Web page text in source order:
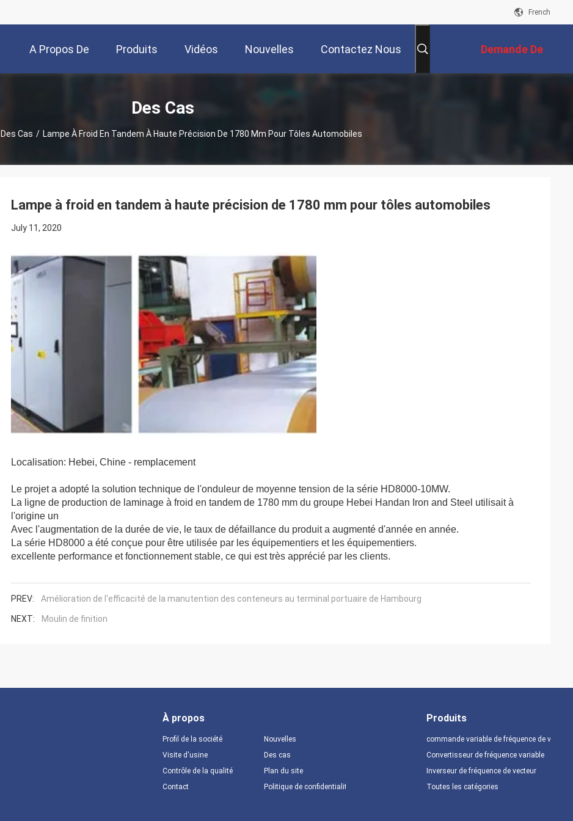
French
A Propos De Produits Vidéos Nouvelles Contactez Nous Demande De
Soumission
Des Cas
Des Cas / Lampe À Froid En Tandem À Haute Précision De 1780 Mm Pour Tôles Automobiles
Lampe à froid en tandem à haute précision de 1780 mm pour tôles automobiles
July 11, 2020
Localisation: Hebei, Chine - remplacement
Le projet a adopté la solution technique de l'onduleur de moyenne tension de la série HD8000-10MW.
La ligne de production de laminage à froid en tandem de 1780 mm du groupe Hebei Handan Iron and Steel utilisait à
l'origine un
Avec l'augmentation de la durée de vie, le taux de défaillance du produit a augmenté d'année en année.
La série HD8000 a été conçue pour être utilisée par les équipementiers et les équipementiers.
excellente performance et fonctionnement stable, ce qui est très apprécié par les clients.
PREV: Amélioration de l'efficacité de la manutention des conteneurs au terminal portuaire de Hambourg
NEXT: Moulin de finition
À propos
Profil de la société
Visite d'usine
Contrôle de la qualité
Contact
Nouvelles
Des cas
Plan du site
Politique de confidentialité
Produits
commande variable de fréquence de vfd
Convertisseur de fréquence variable
Inverseur de fréquence de vecteur
Toutes les catégories